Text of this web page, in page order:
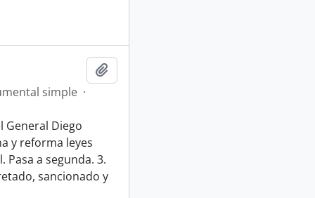
simple ·
General Diego
y reforma leyes
Pasa a segunda. 3.
sancionado y